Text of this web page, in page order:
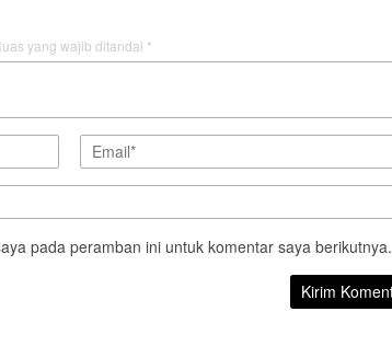
yang wajib ditandai *
pada peramban ini untuk komentar saya berikutnya.